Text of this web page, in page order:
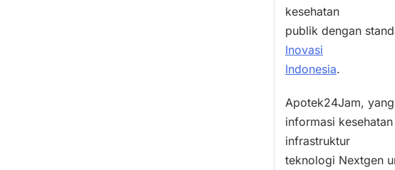
kesehatan
publik dengan
Inovasi
Indonesia.
Apotek24Jam,
informasi
infrastruktur
teknologi Nextgen